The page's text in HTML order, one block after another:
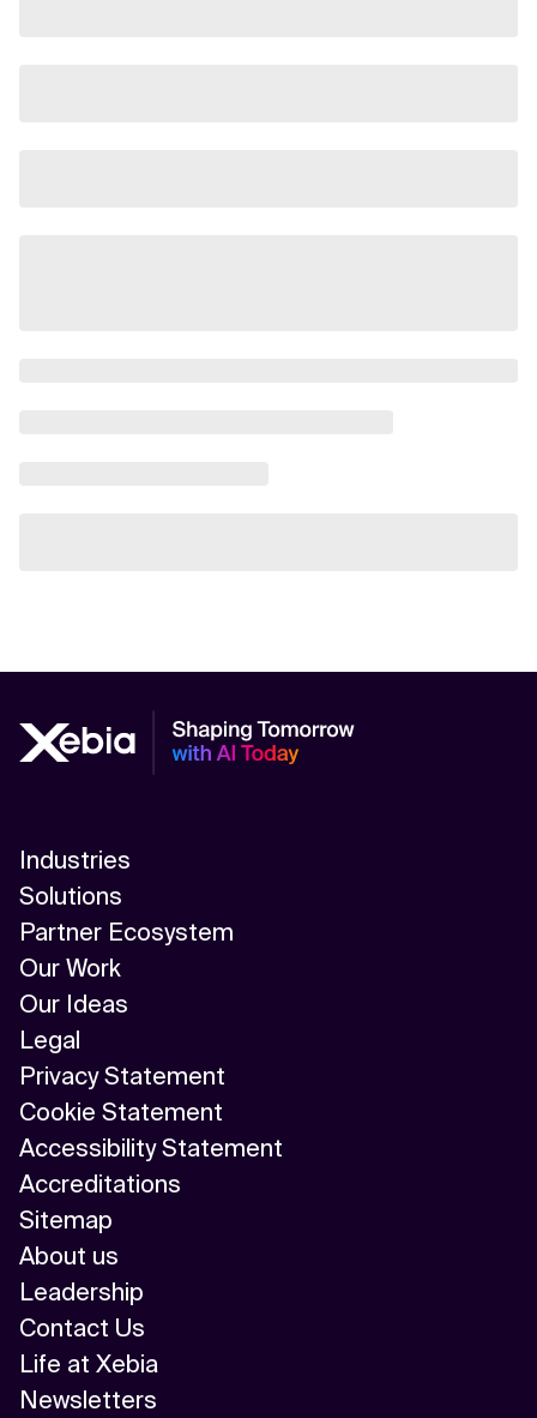
Industries
Solutions
Partner Ecosystem
Our Work
Our Ideas
Legal
Privacy Statement
Cookie Statement
Accessibility Statement
Accreditations
Sitemap
About us
Leadership
Contact Us
Life at Xebia
Newsletters